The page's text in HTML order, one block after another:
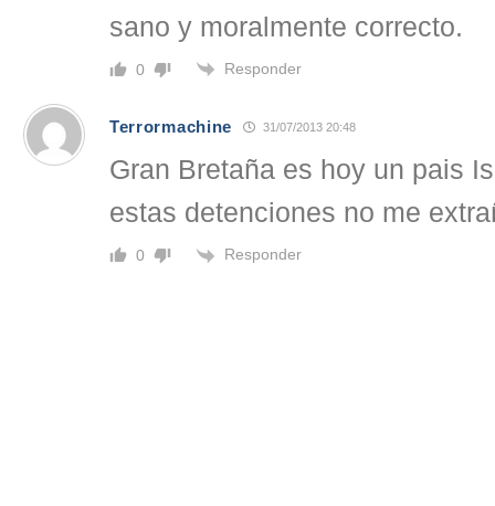
sano y moralmente correcto.
0 Responder
Terrormachine 31/07/2013 20:48
Gran Bretaña es hoy un pais
estas detenciones no me
0 Responder